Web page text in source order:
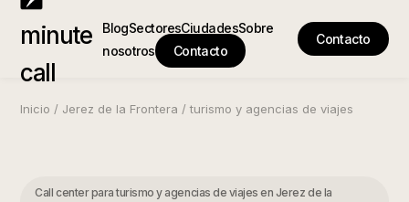
minute
call
BlogSectoresCiudadesSobre
nosotros
Contacto
Contacto
Inicio / Jerez de la Frontera /turismo y agencias de viajes
Call center para turismo y agencias de viajes en Jerez de la